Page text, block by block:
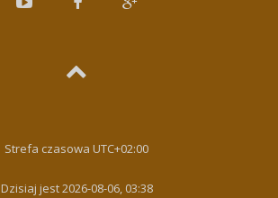
Strefa czasowa UTC+02:00
Dzisiaj jest 2026-08-06, 03:38